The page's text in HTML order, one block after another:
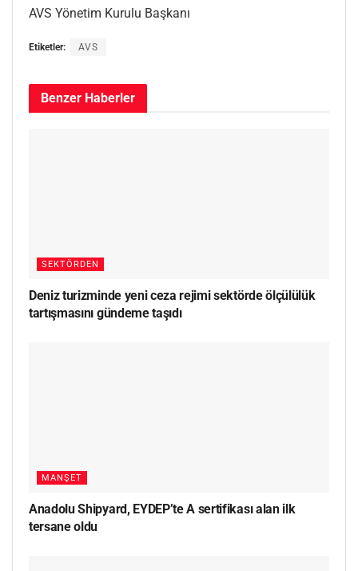
AVS Yönetim Kurulu Başkanı
Etiketler: AVS
Benzer Haberler
SEKTÖRDEN
Deniz turizminde yeni ceza rejimi sektörde ölçülülük
tartışmasını gündeme taşıdı
MANŞET
Anadolu Shipyard, EYDEP’te A sertifikası alan ilk
tersane oldu